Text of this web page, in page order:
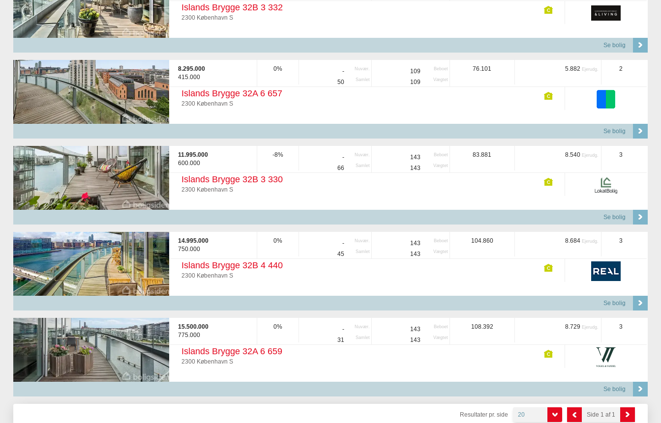
Islands Brygge 32B 3 332
2300 København S
Se bolig
8.295.000
415.000
0% - Nuvær.
50 Samlet
109 Beboet
109 Vægtet
76.101 5.882 Ejerudg. 2
Islands Brygge 32A 6 657
2300 København S
Se bolig
11.995.000
600.000
-8% - Nuvær.
66 Samlet
143 Beboet
143 Vægtet
83.881 8.540 Ejerudg. 3
Islands Brygge 32B 3 330
2300 København S
Se bolig
14.995.000
750.000
0% - Nuvær.
45 Samlet
143 Beboet
143 Vægtet
104.860 8.684 Ejerudg. 3
Islands Brygge 32B 4 440
2300 København S
Se bolig
15.500.000
775.000
0% - Nuvær.
31 Samlet
143 Beboet
143 Vægtet
108.392 8.729 Ejerudg. 3
Islands Brygge 32A 6 659
2300 København S
Se bolig
Resultater pr. side 20 Side 1 af 1